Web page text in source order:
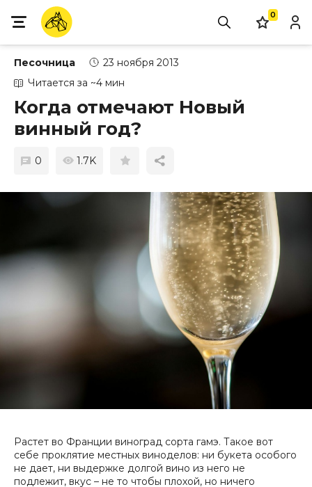
0
Песочница
23 ноября 2013
Читается за ~4 мин
Когда отмечают Новый
винный год?
0 1.7K
Растет во Франции виноград сорта гамэ. Такое вот
себе проклятие местных виноделов: ни букета особого
не дает, ни выдержке долгой вино из него не
подлежит, вкус – не то чтобы плохой, но ничего